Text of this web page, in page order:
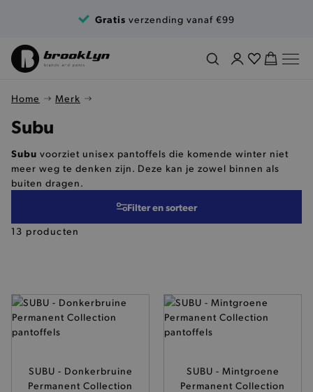
Gratis verzending vanaf €99
Home Merk
Subu voorziet unisex pantoffels die komende winter niet
meer weg te denken zijn. Deze kan je zowel binnen als
buiten dragen.
13 producten
Filter en sorteer
SUBU - Donkerbruine
Permanent Collection
SUBU - Mintgroene
Permanent Collection
Subu